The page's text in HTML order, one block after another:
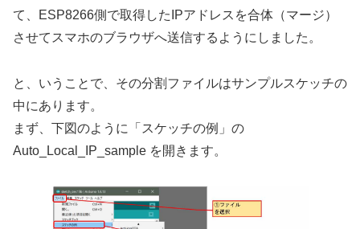
て、ESP8266側で取得したIPアドレスを合体（マージ）
させてスマホのブラウザへ送信するようにしました。
と、いうことで、その分割ファイルはサンプルスケッチの
中にあります。
まず、下図のように「スケッチの例」の
Auto_Local_IP_sample を開きます。